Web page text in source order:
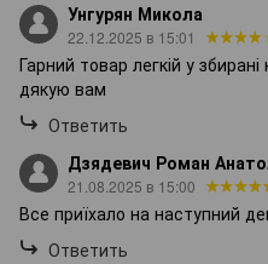
Унгурян Микола
22.12.2025 в 15:01
Гарний товар легкій у
дякую вам
Ответить
Дзядевич Роман
21.08.2025 в 15:00
Все приїхало на наступний
Ответить